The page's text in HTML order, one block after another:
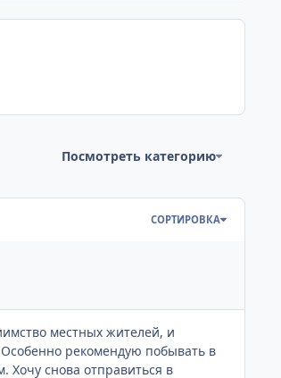
Посмотреть категорию
СОРТИРОВКА
местных жителей, и
Особенно рекомендую побывать в
Хочу снова отправиться в